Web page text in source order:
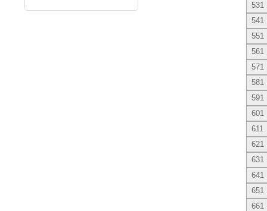
531
541
551
561
571
581
591
601
611
621
631
641
651
661